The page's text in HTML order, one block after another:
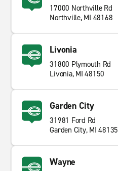
17000 Northville Rd
Northville, MI 48168
Livonia
31800 Plymouth Rd
Livonia, MI 48150
Garden City
31981 Ford Rd
Garden City, MI 48135
Wayne